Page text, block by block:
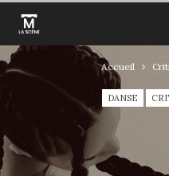
Accueil
DANSE